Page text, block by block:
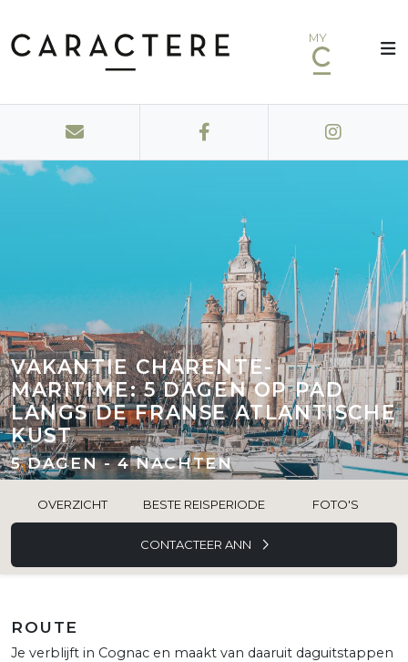
MY
VAKANTIE CHARENTE-
MARITIME: 5 DAGEN OP PAD
LANGS DE FRANSE ATLANTISCHE
KUST
5 DAGEN - 4 NACHTEN
OVERZICHT BESTE REISPERIODE FOTO'S
CONTACTEER ANN
ROUTE
Je verblijft in Cognac en maakt van daaruit daguitstappen